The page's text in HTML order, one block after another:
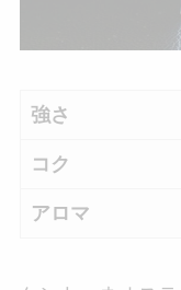
強さ
コク
アロマ